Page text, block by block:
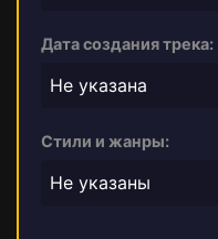
Дата создания трека:
Не указана
Стили и жанры:
Не указаны